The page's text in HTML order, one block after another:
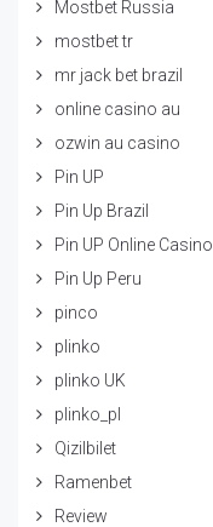
Mostbet Russia
mostbet tr
mr jack bet brazil
online casino au
ozwin au casino
Pin UP
Pin Up Brazil
Pin UP Online Casino
Pin Up Peru
pinco
plinko
plinko UK
plinko_pl
Qizilbilet
Ramenbet
Review